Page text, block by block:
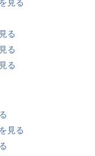
見る
る
る
る
見る